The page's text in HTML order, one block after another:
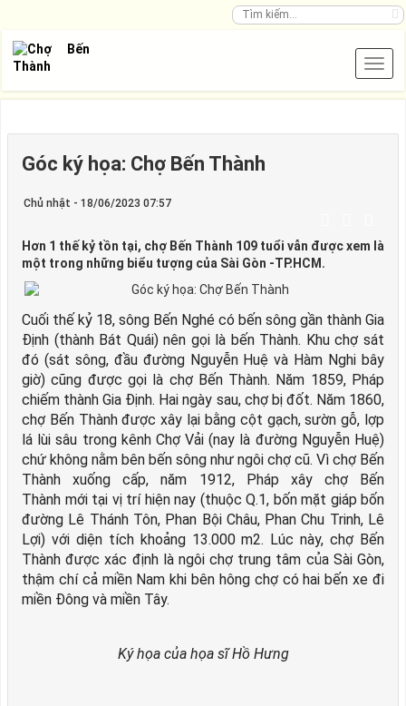
Góc ký họa: Chợ Bến Thành
Chủ nhật - 18/06/2023 07:57
Hơn 1 thế kỷ tồn tại, chợ Bến Thành 109 tuổi vẫn được xem là
một trong những biểu tượng của Sài Gòn -TP.HCM.
Cuối thế kỷ 18, sông Bến Nghé có bến sông gần thành Gia
Định (thành Bát Quái) nên gọi là bến Thành. Khu chợ sát
đó (sát sông, đầu đường Nguyễn Huệ và Hàm Nghi bây
giờ) cũng được gọi là chợ Bến Thành. Năm 1859, Pháp
chiếm thành Gia Định. Hai ngày sau, chợ bị đốt. Năm 1860,
chợ Bến Thành được xây lại bằng cột gạch, sườn gỗ, lợp
lá lùi sâu trong kênh Chợ Vải (nay là đường Nguyễn Huệ)
chứ không nằm bên bến sông như ngôi chợ cũ. Vì chợ Bến
Thành xuống cấp, năm 1912, Pháp xây chợ Bến
Thành mới tại vị trí hiện nay (thuộc Q.1, bốn mặt giáp bốn
đường Lê Thánh Tôn, Phan Bội Châu, Phan Chu Trinh, Lê
Lợi) với diện tích khoảng 13.000 m2. Lúc này, chợ Bến
Thành được xác định là ngôi chợ trung tâm của Sài Gòn,
thậm chí cả miền Nam khi bên hông chợ có hai bến xe đi
miền Đông và miền Tây.
Ký họa của họa sĩ Hồ Hưng